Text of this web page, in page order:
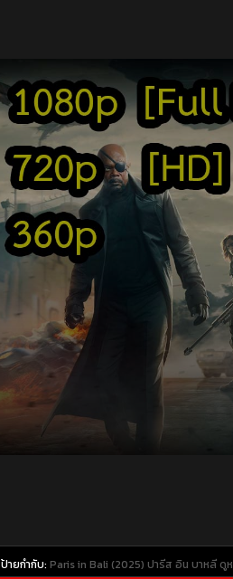
ป้ายกำกับ: Paris in Bali (2025) ปารีส อิน บาหลี ดู